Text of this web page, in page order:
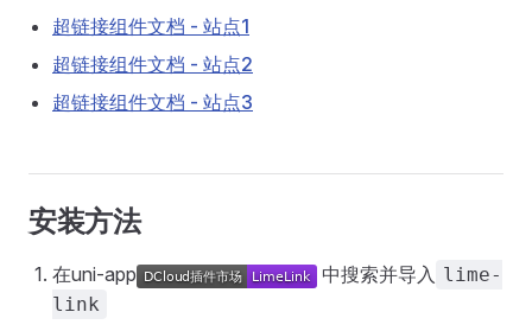
超链接组件文档 - 站点1
超链接组件文档 - 站点2
超链接组件文档 - 站点3
安装方法
在uni-app 中搜索并导入 lime-
link